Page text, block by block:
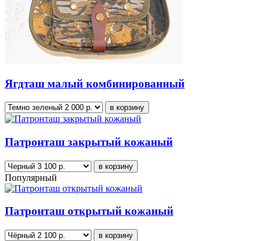
Ягдташ малый комбинированный
в корзину
Патронташ закрытый кожаный
в корзину
Популярный
Патронташ открытый кожаный
в корзину